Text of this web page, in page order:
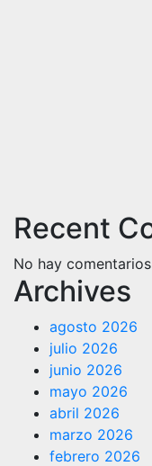
Recent
No hay
Archives
agosto 2026
julio 2026
junio 2026
mayo 2026
abril 2026
marzo 2026
febrero 2026